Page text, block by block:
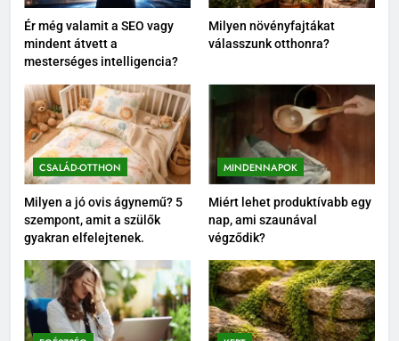
Ér még valamit a SEO vagy
mindent átvett a
mesterséges intelligencia?
Milyen növényfajtákat
válasszunk otthonra?
CSALÁD-OTTHON
Milyen a jó ovis ágynemű? 5
szempont, amit a szülők
gyakran elfelejtenek.
MINDENNAPOK
Miért lehet produktívabb egy
nap, ami szaunával
végződik?